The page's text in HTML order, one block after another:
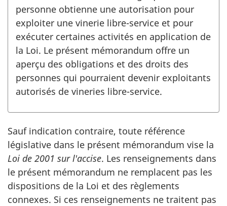
personne obtienne une autorisation pour
exploiter une vinerie libre-service et pour
exécuter certaines activités en application de
la Loi. Le présent mémorandum offre un
aperçu des obligations et des droits des
personnes qui pourraient devenir exploitants
autorisés de vineries libre-service.
Sauf indication contraire, toute référence
législative dans le présent mémorandum vise la
Loi de 2001 sur l'accise. Les renseignements dans
le présent mémorandum ne remplacent pas les
dispositions de la Loi et des règlements
connexes. Si ces renseignements ne traitent pas